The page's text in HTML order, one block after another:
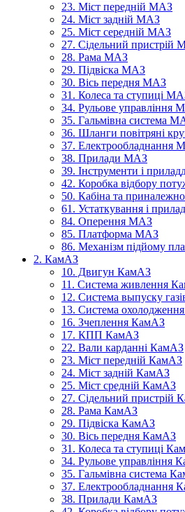
23. Міст передній МАЗ
24. Міст задній МАЗ
25. Міст середній МАЗ
27. Сідельний пристрій
28. Рама МАЗ
29. Підвіска МАЗ
30. Вісь передня МАЗ
31. Колеса та ступиці
34. Рульове управління
35. Гальмівна система
36. Шланги повітряні
37. Електрообладнання
38. Прилади МАЗ
39. Інструменти і
42. Коробка відбору
50. Кабіна та
61. Устаткування і
84. Оперення МАЗ
85. Платформа МАЗ
86. Механізм підйому
2. КамАЗ
10. Двигун КамАЗ
11. Система живлення
12. Система выпуску
13. Система
16. Зчеплення КамАЗ
17. КПП КамАЗ
22. Вали карданні КамАЗ
23. Міст передній КамАЗ
24. Міст задній КамАЗ
25. Міст средній КамАЗ
27. Сідельний пристрій
28. Рама КамАЗ
29. Підвіска КамАЗ
30. Вісь передня КамАЗ
31. Колеса та ступиці
34. Рульове управління
35. Гальмівна система
37. Електрообладнання
38. Прилади КамАЗ